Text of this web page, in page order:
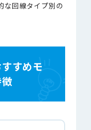
な回線タイプ別の
すめモ